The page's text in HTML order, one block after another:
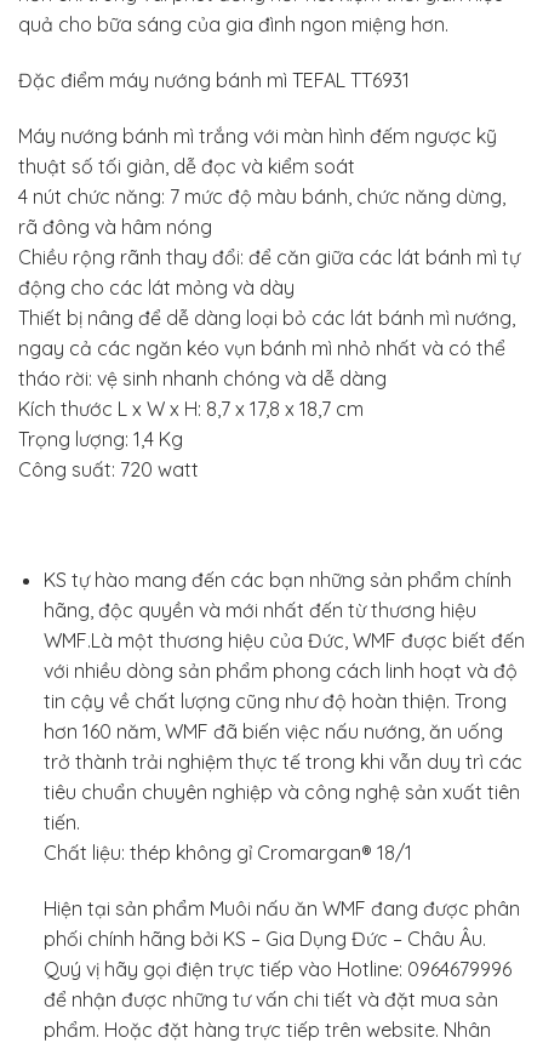
quả cho bữa sáng của gia đình ngon miệng hơn.
Đặc điểm máy nướng bánh mì TEFAL TT6931
Máy nướng bánh mì trắng với màn hình đếm ngược kỹ
thuật số tối giản, dễ đọc và kiểm soát
4 nút chức năng: 7 mức độ màu bánh, chức năng dừng,
rã đông và hâm nóng
Chiều rộng rãnh thay đổi: để căn giữa các lát bánh mì tự
động cho các lát mỏng và dày
Thiết bị nâng để dễ dàng loại bỏ các lát bánh mì nướng,
ngay cả các ngăn kéo vụn bánh mì nhỏ nhất và có thể
tháo rời: vệ sinh nhanh chóng và dễ dàng
Kích thước L x W x H: 8,7 x 17,8 x 18,7 cm
Trọng lượng: 1,4 Kg
Công suất: 720 watt
KS tự hào mang đến các bạn những sản phẩm chính
hãng, độc quyền và mới nhất đến từ thương hiệu
WMF.Là một thương hiệu của Đức, WMF được biết đến
với nhiều dòng sản phẩm phong cách linh hoạt và độ
tin cậy về chất lượng cũng như độ hoàn thiện. Trong
hơn 160 năm, WMF đã biến việc nấu nướng, ăn uống
trở thành trải nghiệm thực tế trong khi vẫn duy trì các
tiêu chuẩn chuyên nghiệp và công nghệ sản xuất tiên
tiến.
Chất liệu: thép không gỉ Cromargan® 18/1
Hiện tại sản phẩm Muôi nấu ăn WMF đang được phân
phối chính hãng bởi KS – Gia Dụng Đức – Châu Âu.
Quý vị hãy gọi điện trực tiếp vào Hotline: 0964679996
để nhận được những tư vấn chi tiết và đặt mua sản
phẩm. Hoặc đặt hàng trực tiếp trên website. Nhân